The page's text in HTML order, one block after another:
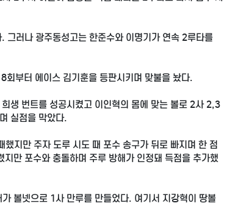
그러나 광주동성고는 한준수와 이명기가 연속 2루타를
부터 에이스 김기훈을 등판시키며 맞불을 놨다.
생 번트를 성공시켰고 이인혁의 몸에 맞는 볼로 2사 2,3
실점을 막았다.
지만 주자 도루 시도 때 포수 송구가 뒤로 빠지며 한 점
만 포수와 충돌하며 주루 방해가 인정돼 득점을 추가했
볼넷으로 1사 만루를 만들었다. 여기서 지강혁이 땅볼